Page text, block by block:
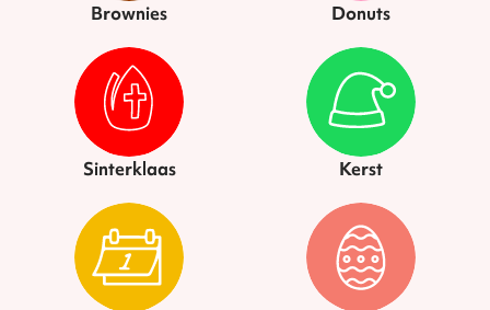
Brownies Donuts
Sinterklaas Kerst